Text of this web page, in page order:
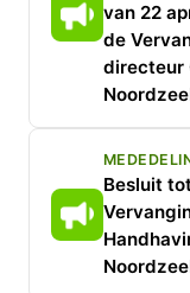
van 22
de
directeur
Besluit